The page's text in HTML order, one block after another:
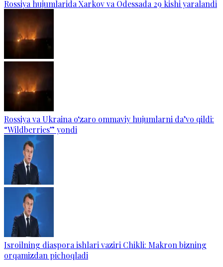
Rossiya hujumlarida Xarkov va Odessada 29 kishi yaralandi
Rossiya va Ukraina o‘zaro ommaviy hujumlarni da’vo qildi:
“Wildberries” yondi
Isroilning diaspora ishlari vaziri Chikli: Makron bizning
orqamizdan pichoqladi